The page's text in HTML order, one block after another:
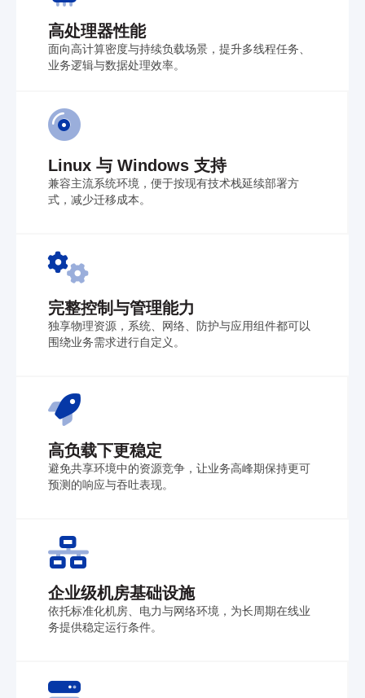
高处理器性能
面向高计算密度与持续负载场景，提升多线程任务、
业务逻辑与数据处理效率。
Linux 与 Windows 支持
兼容主流系统环境，便于按现有技术栈延续部署方
式，减少迁移成本。
完整控制与管理能力
独享物理资源，系统、网络、防护与应用组件都可以
围绕业务需求进行自定义。
高负载下更稳定
避免共享环境中的资源竞争，让业务高峰期保持更可
预测的响应与吞吐表现。
企业级机房基础设施
依托标准化机房、电力与网络环境，为长周期在线业
务提供稳定运行条件。